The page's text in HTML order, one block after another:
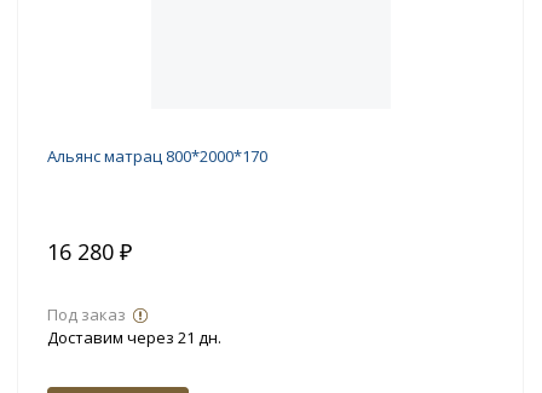
Альянс матрац 800*2000*170
16 280 ₽
Под заказ
Доставим через 21 дн.